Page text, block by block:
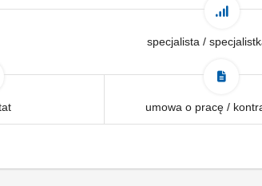
specjalista /
umowa o pracę /